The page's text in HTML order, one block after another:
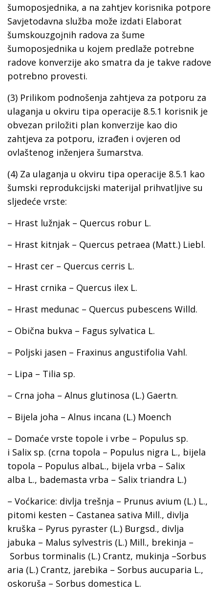
šumoposjednika, a na zahtjev korisnika potpore
Savjetodavna služba može izdati Elaborat
šumskouzgojnih radova za šume
šumoposjednika u kojem predlaže potrebne
radove konverzije ako smatra da je takve radove
potrebno provesti.
(3) Prilikom podnošenja zahtjeva za potporu za
ulaganja u okviru tipa operacije 8.5.1 korisnik je
obvezan priložiti plan konverzije kao dio
zahtjeva za potporu, izrađen i ovjeren od
ovlaštenog inženjera šumarstva.
(4) Za ulaganja u okviru tipa operacije 8.5.1 kao
šumski reprodukcijski materijal prihvatljive su
sljedeće vrste:
– Hrast lužnjak – Quercus robur L.
– Hrast kitnjak – Quercus petraea (Matt.) Liebl.
– Hrast cer – Quercus cerris L.
– Hrast crnika – Quercus ilex L.
– Hrast medunac – Quercus pubescens Willd.
– Obična bukva – Fagus sylvatica L.
– Poljski jasen – Fraxinus angustifolia Vahl.
– Lipa – Tilia sp.
– Crna joha – Alnus glutinosa (L.) Gaertn.
– Bijela joha – Alnus incana (L.) Moench
– Domaće vrste topole i vrbe – Populus sp.
i Salix sp. (crna topola – Populus nigra L., bijela
topola – Populus albaL., bijela vrba – Salix
alba L., bademasta vrba – Salix triandra L.)
– Voćkarice: divlja trešnja – Prunus avium (L.) L.,
pitomi kesten – Castanea sativa Mill., divlja
kruška – Pyrus pyraster (L.) Burgsd., divlja
jabuka – Malus sylvestris (L.) Mill., brekinja –
Sorbus torminalis (L.) Crantz, mukinja –Sorbus
aria (L.) Crantz, jarebika – Sorbus aucuparia L.,
oskoruša – Sorbus domestica L.